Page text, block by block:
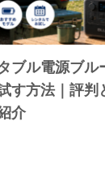
ブル電源ブル
す方法｜評判
介